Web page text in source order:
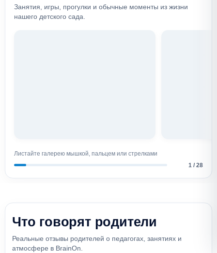
Занятия, игры, прогулки и обычные моменты из жизни
нашего детского сада.
Листайте галерею мышкой, пальцем или стрелками
1 / 28
Что говорят родители
Реальные отзывы родителей о педагогах, занятиях и
атмосфере в BrainOn.